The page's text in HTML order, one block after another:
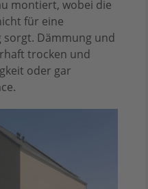
montiert, wobei die
für eine
Dämmung und
trocken und
oder gar